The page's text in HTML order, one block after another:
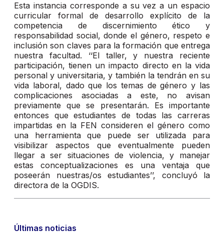
Esta instancia corresponde a su vez a un espacio
curricular formal de desarrollo explícito de la
competencia de discernimiento ético y
responsabilidad social, donde el género, respeto e
inclusión son claves para la formación que entrega
nuestra facultad. ‘‘El taller, y nuestra reciente
participación, tienen un impacto directo en la vida
personal y universitaria, y también la tendrán en su
vida laboral, dado que los temas de género y las
complicaciones asociadas a este, no avisan
previamente que se presentarán. Es importante
entonces que estudiantes de todas las carreras
impartidas en la FEN consideren el género como
una herramienta que puede ser utilizada para
visibilizar aspectos que eventualmente pueden
llegar a ser situaciones de violencia, y manejar
estas conceptualizaciones es una ventaja que
poseerán nuestras/os estudiantes’’, concluyó la
directora de la OGDIS.
Últimas noticias